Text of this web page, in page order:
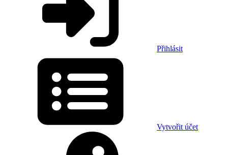
Přihlásit
Vytvořit účet